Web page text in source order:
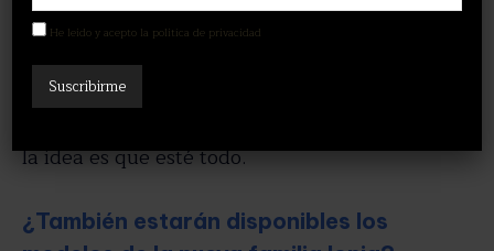
propulsión?
Tendremos disponibles todos los modelos y
la idea es que esté todo.
¿También estarán disponibles los
He leído y acepto la política de privacidad